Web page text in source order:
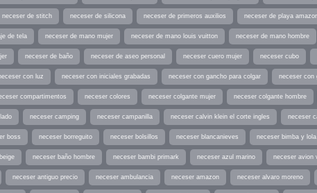
neceser de stitch neceser de silicona neceser de primeros auxilios neceser de playa
de tela neceser de mano mujer neceser de mano louis vuitton neceser de mano hombre
neceser de baño neceser de aseo personal neceser cuero mujer neceser cubo
con luz neceser con iniciales grabadas neceser con gancho para colgar neceser con
compartimentos neceser colores neceser colgante mujer neceser colgante hombre
neceser camping neceser campanilla neceser calvin klein el corte ingles neceser
boss neceser borreguito neceser bolsillos neceser blancanieves neceser bimba y
neceser baño hombre neceser bambi primark neceser azul marino neceser avion
neceser antiguo precio neceser ambulancia neceser amazon neceser alvaro moreno